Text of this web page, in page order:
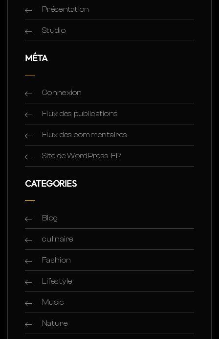
Présentation
Studio
MÉTA
Connexion
Flux des publications
Flux des commentaires
Site de WordPress-FR
CATEGORIES
Blog
culinaire
Fashion
Lifestyle
Music
Nature